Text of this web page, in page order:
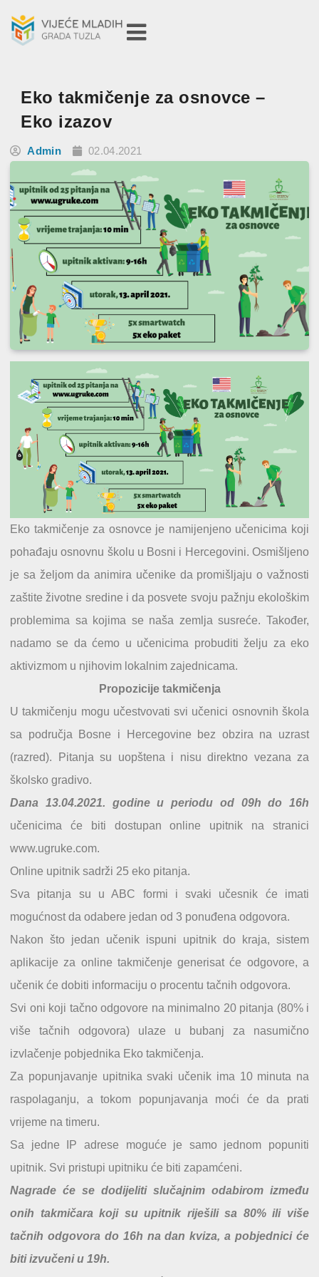
Eko takmičenje za osnovce –
Eko izazov
Admin 02.04.2021
Eko takmičenje za osnovce je namijenjeno učenicima koji
pohađaju osnovnu školu u Bosni i Hercegovini. Osmišljeno
je sa željom da animira učenike da promišljaju o važnosti
zaštite životne sredine i da posvete svoju pažnju ekološkim
problemima sa kojima se naša zemlja susreće. Također,
nadamo se da ćemo u učenicima probuditi želju za eko
aktivizmom u njihovim lokalnim zajednicama.
Propozicije takmičenja
U takmičenju mogu učestvovati svi učenici osnovnih škola
sa područja Bosne i Hercegovine bez obzira na uzrast
(razred). Pitanja su uopštena i nisu direktno vezana za
školsko gradivo.
Dana 13.04.2021. godine u periodu od 09h do 16h
učenicima će biti dostupan online upitnik na stranici
www.ugruke.com.
Online upitnik sadrži 25 eko pitanja.
Sva pitanja su u ABC formi i svaki učesnik će imati
mogućnost da odabere jedan od 3 ponuđena odgovora.
Nakon što jedan učenik ispuni upitnik do kraja, sistem
aplikacije za online takmičenje generisat će odgovore, a
učenik će dobiti informaciju o procentu tačnih odgovora.
Svi oni koji tačno odgovore na minimalno 20 pitanja (80% i
više tačnih odgovora) ulaze u bubanj za nasumično
izvlačenje pobjednika Eko takmičenja.
Za popunjavanje upitnika svaki učenik ima 10 minuta na
raspolaganju, a tokom popunjavanja moći će da prati
vrijeme na timeru.
Sa jedne IP adrese moguće je samo jednom popuniti
upitnik. Svi pristupi upitniku će biti zapamćeni.
Nagrade će se dodijeliti slučajnim odabirom između
onih takmičara koji su upitnik riješili sa 80% ili više
tačnih odgovora do 16h na dan kviza, a pobjednici će
biti izvučeni u 19h.